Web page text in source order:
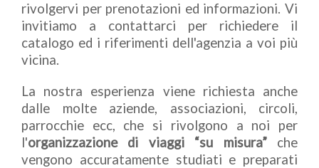
rivolgervi per prenotazioni ed informazioni. Vi
invitiamo a contattarci per richiedere il
catalogo ed i riferimenti dell'agenzia a voi più
vicina.
La nostra esperienza viene richiesta anche
dalle molte aziende, associazioni, circoli,
parrocchie ecc, che si rivolgono a noi per
l'organizzazione di viaggi “su misura”che
vengono accuratamente studiati e preparati